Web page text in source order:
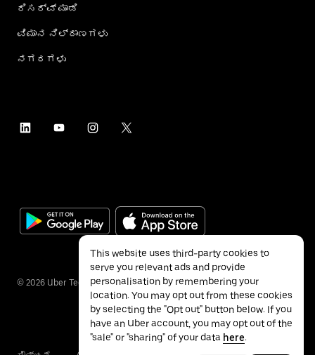
ರಿಸರ್ವ್ ಮಾಡಿ
ವಿಮಾನ ನಿಲ್ದಾಣಗಳು
ನಗರಗಳು
© 2026 Uber Technologies Inc.
This website uses third-party cookies to
serve you relevant ads and provide
personalisation by remembering your
location. You may opt out from these cookies
by selecting the "Opt out" button below. If you
have an Uber account, you may opt out of the
"sale" or "sharing" of your data here.